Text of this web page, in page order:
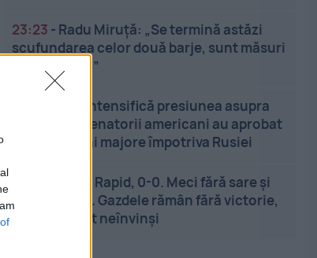
23:23 - Radu Miruță: „Se termină astăzi
scufundarea celor două barje, sunt măsuri
de siguranţă”
SUA intensifică presiunea asupra
Moscovei. Senatorii americani au aprobat
noi sancțiuni majore împotriva Rusiei
UTA - Rapid, 0-0. Meci fără sare și
piper la Arad. Gazdele rămân fără victorie,
oaspeții sunt neînvinși